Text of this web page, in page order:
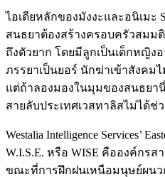
ไอเดียหลักของมังงะและอนิเมะ
สนธยาต้องสร้างครอบครัวสมมติ
ถึงตัวยาก โดยมีลูกเป็นเด็กหญิง
ภรรยาเป็นยอร์ นักฆ่าเข้าสังคม
แต่ถ้าลองมองในมุมของสนธยา
สายลับประเทศเวสทาลิสไม่ได้ช่
Westalia Intelligence Services’
W.I.S.E. หรือ WISE คือองค์กร
ขณะที่การฝึกฝนเหนือมนุษย์ผน